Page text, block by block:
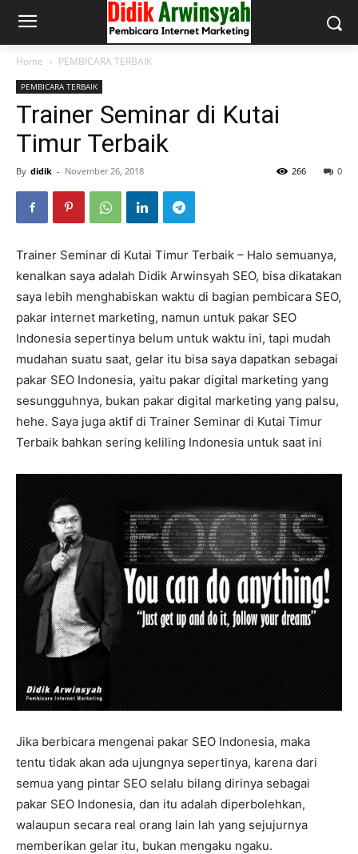
Home PEMBICARA TERBAIK
PEMBICARA TERBAIK
Trainer Seminar di Kutai
Timur Terbaik
By didik - November 26, 2018 0
266
Trainer Seminar di Kutai Timur Terbaik – Halo semuanya,
kenalkan saya adalah Didik Arwinsyah SEO, bisa dikatakan
saya lebih menghabiskan waktu di bagian pembicara SEO,
pakar internet marketing, namun untuk pakar SEO
Indonesia sepertinya belum untuk waktu ini, tapi mudah
mudahan suatu saat, gelar itu bisa saya dapatkan sebagai
pakar SEO Indonesia, yaitu pakar digital marketing yang
sesungguhnya, bukan pakar digital marketing yang palsu,
hehe. Saya juga aktif di Trainer Seminar di Kutai Timur
Terbaik bahkan sering keliling Indonesia untuk saat ini
Jika berbicara mengenai pakar SEO Indonesia, maka
tentu tidak akan ada ujungnya sepertinya, karena dari
semua yang pintar SEO selalu bilang dirinya sebagai
pakar SEO Indonesia, dan itu adalah diperbolehkan,
walaupun secara real orang lain lah yang sejujurnya
memberikan gelar itu, bukan mengaku ngaku.